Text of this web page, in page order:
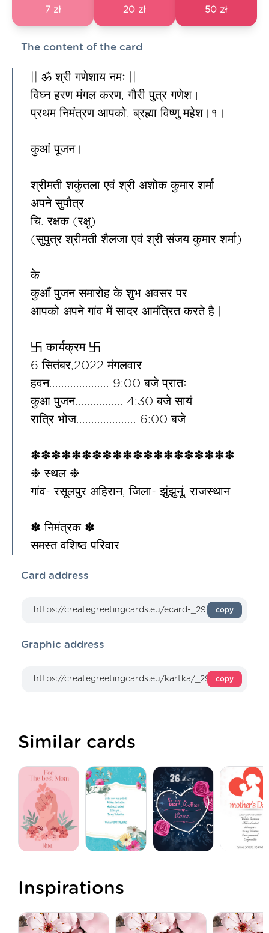
7 zł 20 zł 50 zł
The content of the card
|| ॐ श्री गणेशाय नमः ||
विघ्न हरण मंगल करण, गौरी पुत्र गणेश।
प्रथम निमंत्रण आपको, ब्रह्मा विष्णु महेश।१।
कुआं पूजन।
श्रीमती शकुंतला एवं श्री अशोक कुमार शर्मा
अपने सुपौत्र
चि. रक्षक (रक्षू)
(सुपुत्र श्रीमती शैलजा एवं श्री संजय कुमार शर्मा)
के
कुआँ पुजन समारोह के शुभ अवसर पर
आपको अपने गांव में सादर आमंत्रित करते है |
卐 कार्यक्रम 卐
6 सितंबर,2022 मंगलवार
हवन.................... 9:00 बजे प्रातः
कुआ पुजन................ 4:30 बजे सायं
रात्रि भोज.................... 6:00 बजे
✽✽✽✽✽✽✽✽✽✽✽✽✽✽✽✽✽✽✽✽
❉ स्थल ❉
गांव- रसूलपुर अहिरान, जिला- झुंझुनूं, राजस्थान
✽ निमंत्रक ✽
समस्त वशिष्ठ परिवार
Card address
copy
Graphic address
copy
Similar cards
Inspirations